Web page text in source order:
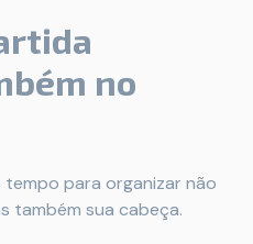
no
para organizar não
também sua cabeça.